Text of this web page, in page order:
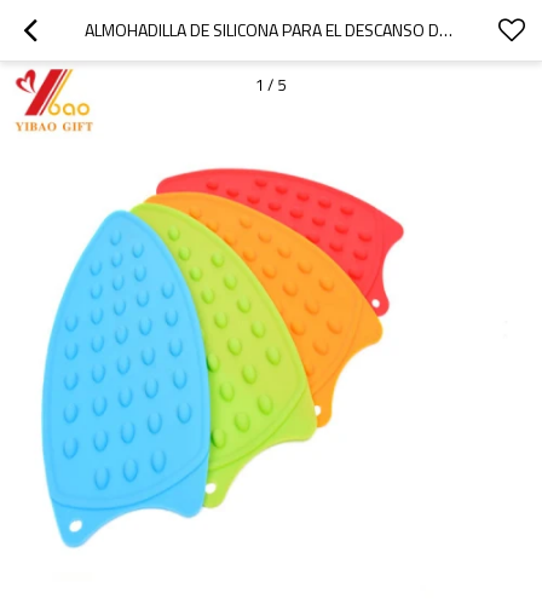
ALMOHADILLA DE SILICONA PARA EL DESCANSO DEL HIERRO PARA LA TABLA RESISTENTE AL CALOR
1 / 5